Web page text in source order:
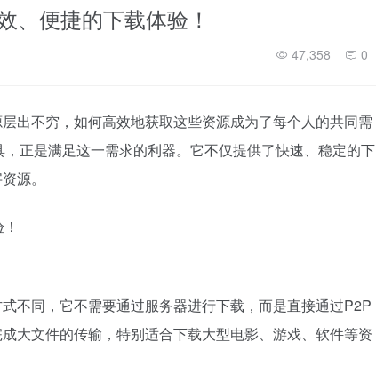
、便捷的下载体验！
47,358 0
出不穷，如何高效地获取这些资源成为了每个人的共同需
正是满足这一需求的利器。它不仅提供了快速、稳定的下
源。
不同，它不需要通过服务器进行下载，而是直接通过P2P
大文件的传输，特别适合下载大型电影、游戏、软件等资